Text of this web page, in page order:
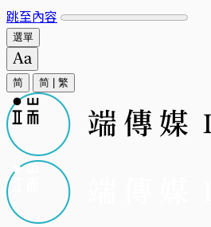
跳至內容
選單
简 简 繁